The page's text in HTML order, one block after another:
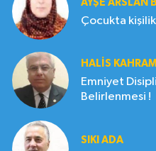
AYŞE ARSLAN
Çocukta
HALIS
Emniyet
Belirlenmesi !
SIKI ADA